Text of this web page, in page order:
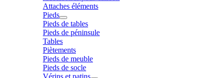
Attaches éléments
Pieds
Pieds de tables
Pieds de péninsule
Tables
Piètements
Pieds de meuble
Pieds de socle
Vérins et patins